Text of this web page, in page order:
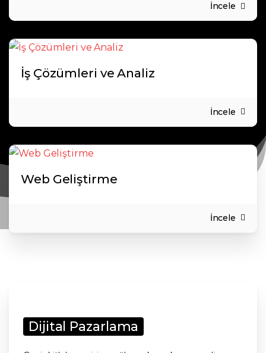
İncele
İş Çözümleri ve Analiz
İncele
Web Geliştirme
İncele
Dijital Pazarlama